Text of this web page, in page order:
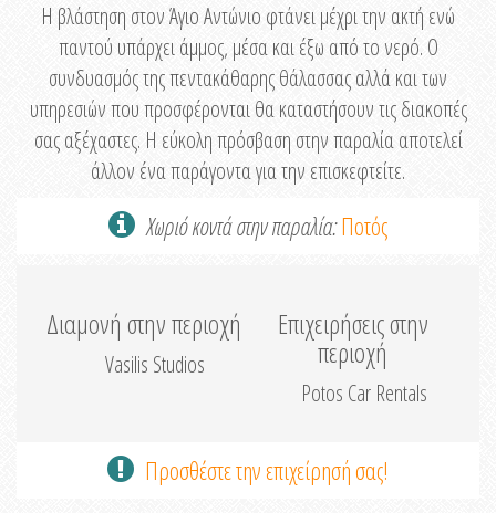
Η βλάστηση στον Άγιο Αντώνιο φτάνει μέχρι την ακτή ενώ
παντού υπάρχει άμμος, μέσα και έξω από το νερό. Ο
συνδυασμός της πεντακάθαρης θάλασσας αλλά και των
υπηρεσιών που προσφέρονται θα καταστήσουν τις διακοπές
σας αξέχαστες. Η εύκολη πρόσβαση στην παραλία αποτελεί
άλλον ένα παράγοντα για την επισκεφτείτε.
Χωριό κοντά στην παραλία:Ποτός
Διαμονή στην περιοχή
Vasilis Studios
Επιχειρήσεις στην
περιοχή
Potos Car Rentals
Προσθέστε την επιχείρησή σας!